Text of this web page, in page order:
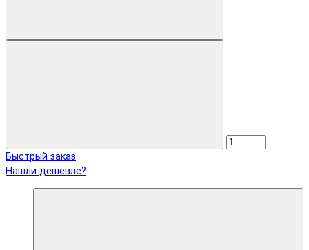
Быстрый заказ
Нашли дешевле?